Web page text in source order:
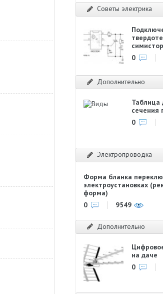
Советы электрика
0
Дополнительно
Таблица
сечения
0
Электропроводка
Форма бланка
электроустановках
форма)
0
9549
Дополнительно
на даче
0